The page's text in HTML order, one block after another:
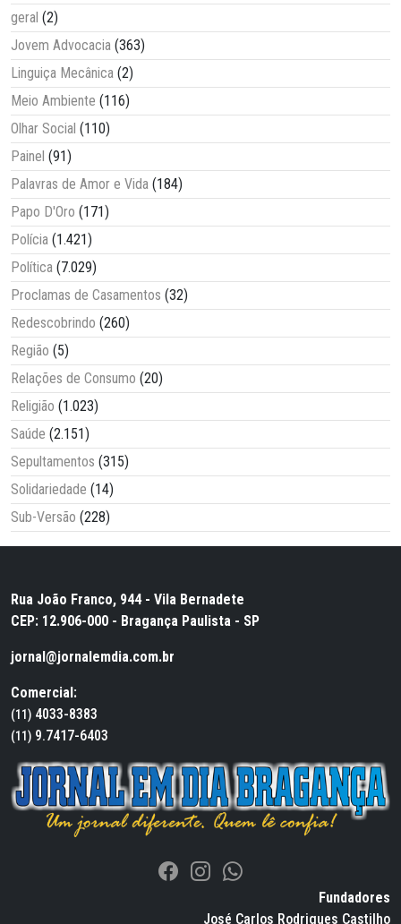
geral (2)
Jovem Advocacia (363)
Linguiça Mecânica (2)
Meio Ambiente (116)
Olhar Social (110)
Painel (91)
Palavras de Amor e Vida (184)
Papo D'Oro (171)
Polícia (1.421)
Política (7.029)
Proclamas de Casamentos (32)
Redescobrindo (260)
Região (5)
Relações de Consumo (20)
Religião (1.023)
Saúde (2.151)
Sepultamentos (315)
Solidariedade (14)
Sub-Versão (228)
Rua João Franco, 944 - Vila Bernadete
CEP: 12.906-000 - Bragança Paulista - SP
jornal@jornalemdia.com.br
Comercial:
(11) 4033-8383
(11) 9.7417-6403
Fundadores
José Carlos Rodrigues Castilho